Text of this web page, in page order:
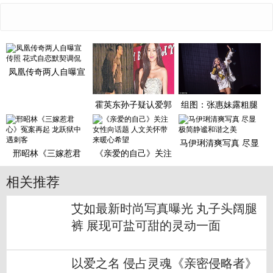
凤凰传奇两人自曝宣
霍英东孙子疑认爱郭
富城前女友：她是好
女孩
组图：张惠妹露粗腿
胖成球 梳脏辫与猛男
贴身
邢昭林《三嫁惹君
心》冤案再起 龙跃狱
中遇刺
《亲爱的自己》关注
女性向话题 人文关怀
马伊琍清爽写真 尽显
相关推荐
艾如最新时尚写真曝光 丸子头阔腿
裤 展现可盐可甜的灵动一面
以爱之名 侵占灵魂《亲密侵略者》